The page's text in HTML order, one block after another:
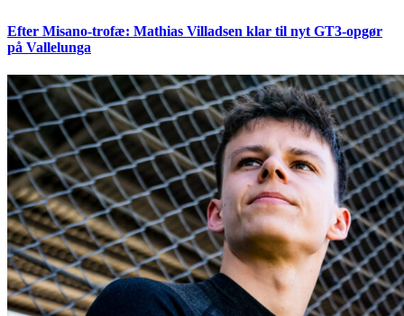
Efter Misano-trofæ: Mathias Villadsen klar til nyt GT3-opgør
på Vallelunga